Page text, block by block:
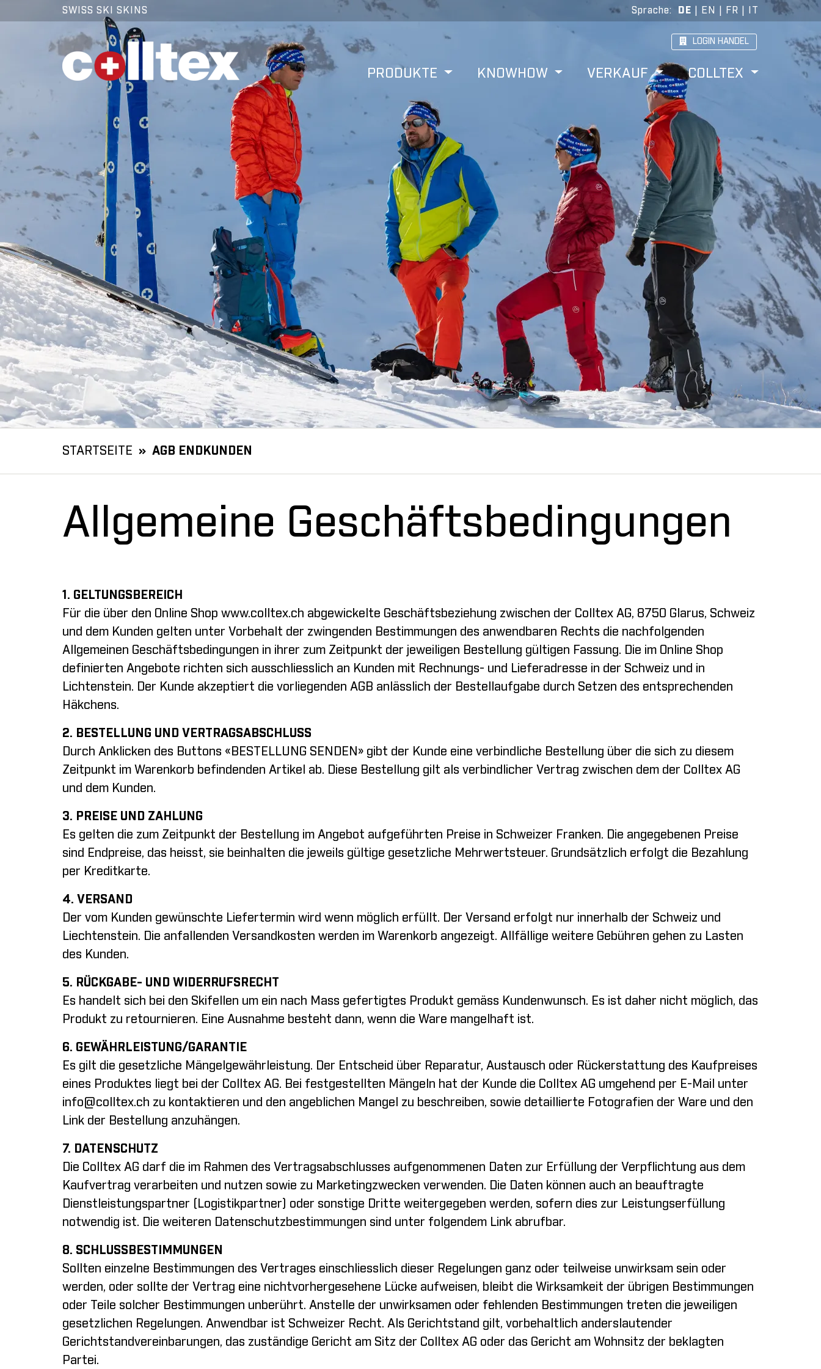
SWISS SKI SKINS Sprache: DE EN FR IT
LOGIN HANDEL
PRODUKTE KNOWHOW VERKAUF COLLTEX
STARTSEITE AGB ENDKUNDEN
Allgemeine Geschäftsbedingungen
1. GELTUNGSBEREICH
Für die über den Online Shop www.colltex.ch abgewickelte Geschäftsbeziehung zwischen der Colltex AG, 8750 Glarus, Schweiz
und dem Kunden gelten unter Vorbehalt der zwingenden Bestimmungen des anwendbaren Rechts die nachfolgenden
Allgemeinen Geschäftsbedingungen in ihrer zum Zeitpunkt der jeweiligen Bestellung gültigen Fassung. Die im Online Shop
definierten Angebote richten sich ausschliesslich an Kunden mit Rechnungs- und Lieferadresse in der Schweiz und in
Lichtenstein. Der Kunde akzeptiert die vorliegenden AGB anlässlich der Bestellaufgabe durch Setzen des entsprechenden
Häkchens.
2. BESTELLUNG UND VERTRAGSABSCHLUSS
Durch Anklicken des Buttons «BESTELLUNG SENDEN» gibt der Kunde eine verbindliche Bestellung über die sich zu diesem
Zeitpunkt im Warenkorb befindenden Artikel ab. Diese Bestellung gilt als verbindlicher Vertrag zwischen dem der Colltex AG
und dem Kunden.
3. PREISE UND ZAHLUNG
Es gelten die zum Zeitpunkt der Bestellung im Angebot aufgeführten Preise in Schweizer Franken. Die angegebenen Preise
sind Endpreise, das heisst, sie beinhalten die jeweils gültige gesetzliche Mehrwertsteuer. Grundsätzlich erfolgt die Bezahlung
per Kreditkarte.
4. VERSAND
Der vom Kunden gewünschte Liefertermin wird wenn möglich erfüllt. Der Versand erfolgt nur innerhalb der Schweiz und
Liechtenstein. Die anfallenden Versandkosten werden im Warenkorb angezeigt. Allfällige weitere Gebühren gehen zu Lasten
des Kunden.
5. RÜCKGABE- UND WIDERRUFSRECHT
Es handelt sich bei den Skifellen um ein nach Mass gefertigtes Produkt gemäss Kundenwunsch. Es ist daher nicht möglich, das
Produkt zu retournieren. Eine Ausnahme besteht dann, wenn die Ware mangelhaft ist.
6. GEWÄHRLEISTUNG/GARANTIE
Es gilt die gesetzliche Mängelgewährleistung. Der Entscheid über Reparatur, Austausch oder Rückerstattung des Kaufpreises
eines Produktes liegt bei der Colltex AG. Bei festgestellten Mängeln hat der Kunde die Colltex AG umgehend per E-Mail unter
info@colltex.ch zu kontaktieren und den angeblichen Mangel zu beschreiben, sowie detaillierte Fotografien der Ware und den
Link der Bestellung anzuhängen.
7. DATENSCHUTZ
Die Colltex AG darf die im Rahmen des Vertragsabschlusses aufgenommenen Daten zur Erfüllung der Verpflichtung aus dem
Kaufvertrag verarbeiten und nutzen sowie zu Marketingzwecken verwenden. Die Daten können auch an beauftragte
Dienstleistungspartner (Logistikpartner) oder sonstige Dritte weitergegeben werden, sofern dies zur Leistungserfüllung
notwendig ist. Die weiteren Datenschutzbestimmungen sind unter folgendem Link abrufbar.
8. SCHLUSSBESTIMMUNGEN
Sollten einzelne Bestimmungen des Vertrages einschliesslich dieser Regelungen ganz oder teilweise unwirksam sein oder
werden, oder sollte der Vertrag eine nichtvorhergesehene Lücke aufweisen, bleibt die Wirksamkeit der übrigen Bestimmungen
oder Teile solcher Bestimmungen unberührt. Anstelle der unwirksamen oder fehlenden Bestimmungen treten die jeweiligen
gesetzlichen Regelungen. Anwendbar ist Schweizer Recht. Als Gerichtstand gilt, vorbehaltlich anderslautender
Gerichtstandvereinbarungen, das zuständige Gericht am Sitz der Colltex AG oder das Gericht am Wohnsitz der beklagten
Partei.